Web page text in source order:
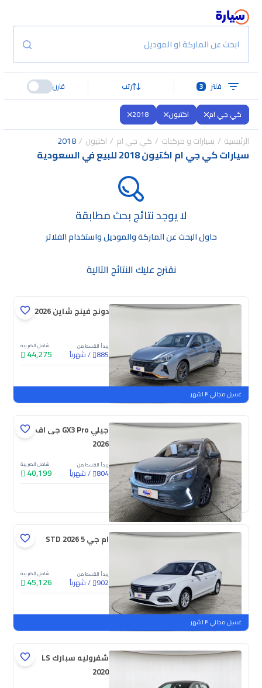
ابحث عن الماركة او الموديل
فلتر 3 رتب قارن
كي جي ام اكتيون 2018
الرئيسية سيارات و مركبات كي جي ام اكتيون 2018
سيارات كي جي ام اكتيون 2018 للبيع في السعودية
لا يوجد نتائج بحث مطابقة
حاول البحث عن الماركة والموديل واستخدام الفلاتر
نقترح عليك النتائج التالية
دونج فينج شاين E1 2026
يبدأ القسط من
885
/شهرياً
شامل الضريبة
44,275
جديدة
غسيل مجاني ٣ اشهر
جيلي GX3 Pro جى اف
2026
يبدأ القسط من
804
/شهرياً
شامل الضريبة
40,199
جديدة
ام جي 5 STD 2026
يبدأ القسط من
902
/شهرياً
شامل الضريبة
45,126
جديدة
غسيل مجاني ٣ اشهر
شفروليه سبارك LS
2020